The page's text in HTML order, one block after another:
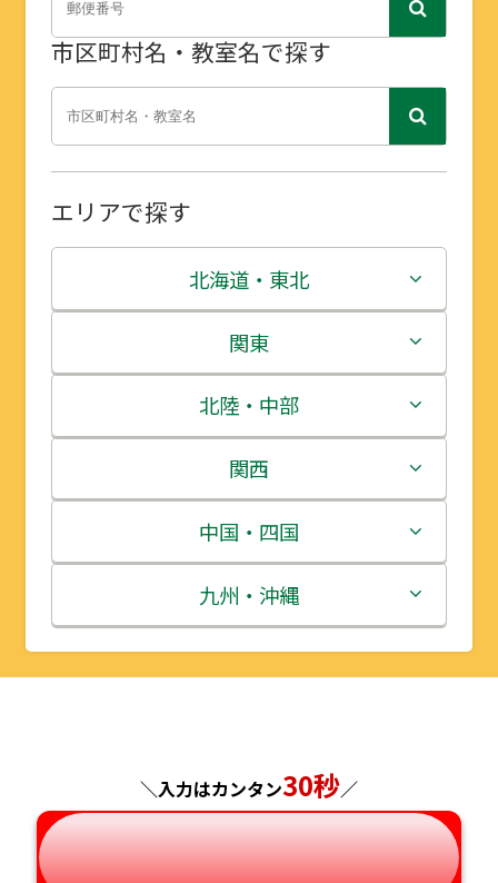
市区町村名・教室名で探す
エリアで探す
北海道・東北
北海道
青森県
岩手県
宮城県
秋田県
山形県
関東
茨城県
栃木県
群馬県
埼玉県
千葉県
神奈川県
北陸・中部
新潟県
富山県
石川県
福井県
長野県
岐阜県
関西
三重県
滋賀県
京都府
兵庫県
奈良県
中国・四国
鳥取県
島根県
広島県
山口県
九州・沖縄
福岡県
長崎県
熊本県
＼入力はカンタン30秒／